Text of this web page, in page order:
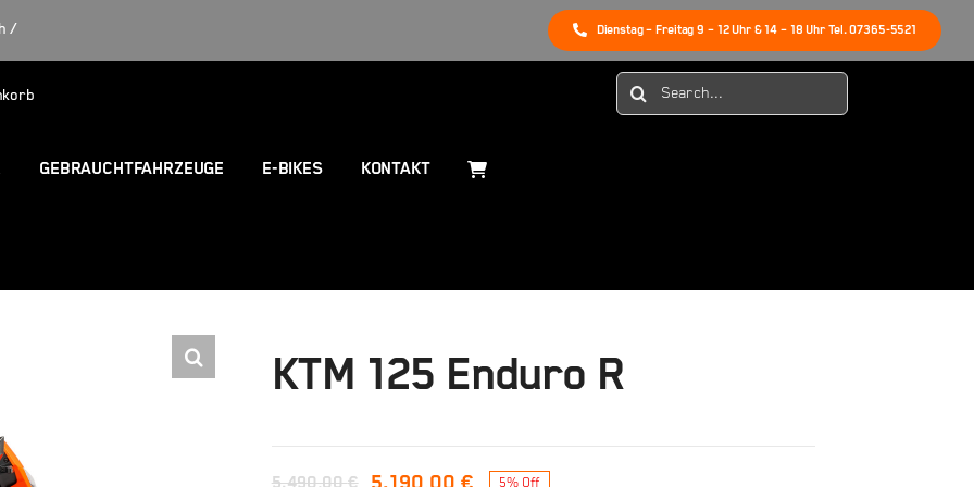
/ Dienstag – Freitag 9 – 12 Uhr & 14 – 18 Uhr Tel. 07365-5521
Suche
nach:
GEBRAUCHTFAHRZEUGE E-BIKES KONTAKT
KTM 125 Enduro R
5% Off